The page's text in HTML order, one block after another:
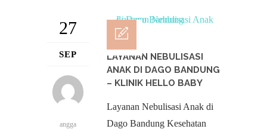
27
SEP
angga
LAYANAN NEBULISASI
ANAK DI DAGO BANDUNG
– KLINIK HELLO BABY
Layanan Nebulisasi Anak di
Dago Bandung Kesehatan